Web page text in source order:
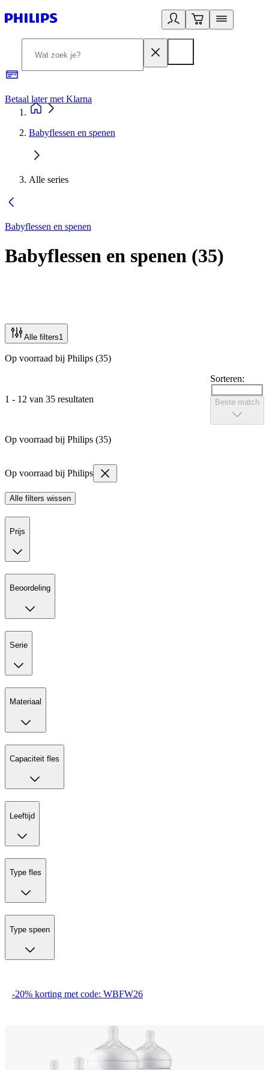
Betaal later met Klarna
Babyflessen en spenen
Alle series
Babyflessen en spenen
Babyflessen en spenen (35)
Alle filters1
Op voorraad bij Philips (35)
1 - 12 van 35 resultaten
Sorteren:
Beste match
Op voorraad bij Philips (35)
Op voorraad bij Philips
Alle filters wissen
Prijs
Beoordeling
Serie
Materiaal
Capaciteit fles
Leeftijd
Type fles
Type speen
-20% korting met code: WBFW26